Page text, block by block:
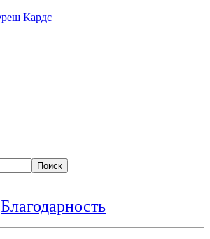
Поиск
Благодарность